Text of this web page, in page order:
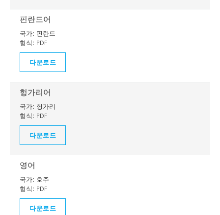
핀란드어
국가: 핀란드
형식: PDF
다운로드
헝가리어
국가: 헝가리
형식: PDF
다운로드
영어
국가: 호주
형식: PDF
다운로드